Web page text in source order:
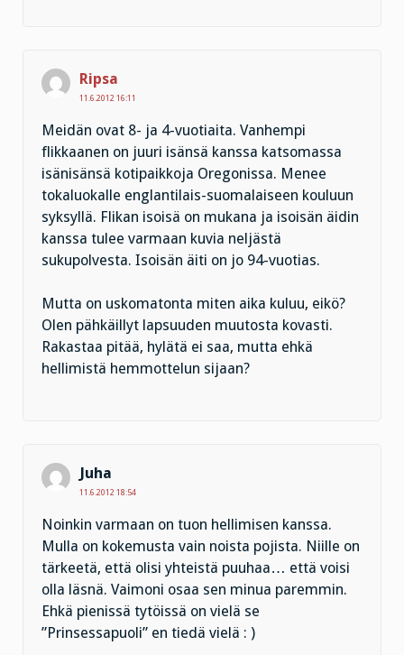
Ripsa
11.6.2012 16:11
Meidän ovat 8- ja 4-vuotiaita. Vanhempi
flikkaanen on juuri isänsä kanssa katsomassa
isänisänsä kotipaikkoja Oregonissa. Menee
tokaluokalle englantilais-suomalaiseen kouluun
syksyllä. Flikan isoisä on mukana ja isoisän äidin
kanssa tulee varmaan kuvia neljästä
sukupolvesta. Isoisän äiti on jo 94-vuotias.
Mutta on uskomatonta miten aika kuluu, eikö?
Olen pähkäillyt lapsuuden muutosta kovasti.
Rakastaa pitää, hylätä ei saa, mutta ehkä
hellimistä hemmottelun sijaan?
Juha
11.6.2012 18:54
Noinkin varmaan on tuon hellimisen kanssa.
Mulla on kokemusta vain noista pojista. Niille on
tärkeetä, että olisi yhteistä puuhaa… että voisi
olla läsnä. Vaimoni osaa sen minua paremmin.
Ehkä pienissä tytöissä on vielä se
”Prinsessapuoli” en tiedä vielä : )